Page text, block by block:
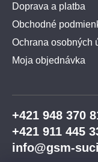
Doprava a platba
Obchodné
Ochrana osobných
Moja objednávka
+421 948 370
+421 911 445
info@gsm-